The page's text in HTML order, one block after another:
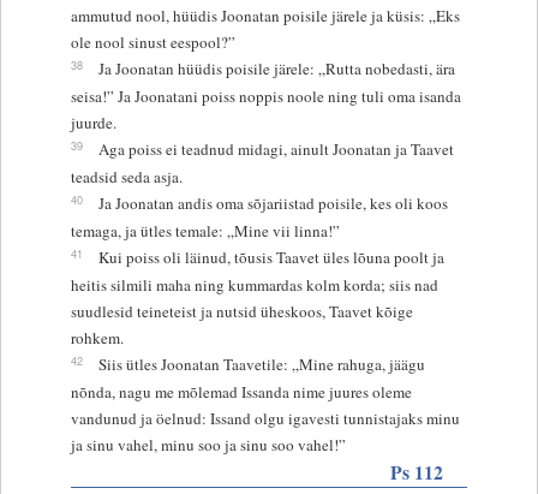
ammutud nool, hüüdis Joonatan poisile järele ja küsis: „Eks
ole nool sinust eespool?”
38
Ja Joonatan hüüdis poisile järele: „Rutta nobedasti, ära
seisa!” Ja Joonatani poiss noppis noole ning tuli oma isanda
juurde.
39
Aga poiss ei teadnud midagi, ainult Joonatan ja Taavet
teadsid seda asja.
40
Ja Joonatan andis oma sõjariistad poisile, kes oli koos
temaga, ja ütles temale: „Mine vii linna!”
41
Kui poiss oli läinud, tõusis Taavet üles lõuna poolt ja
heitis silmili maha ning kummardas kolm korda; siis nad
suudlesid teineteist ja nutsid üheskoos, Taavet kõige
rohkem.
42
Siis ütles Joonatan Taavetile: „Mine rahuga, jäägu
nõnda, nagu me mõlemad Issanda nime juures oleme
vandunud ja öelnud: Issand olgu igavesti tunnistajaks minu
ja sinu vahel, minu soo ja sinu soo vahel!”
Ps 112